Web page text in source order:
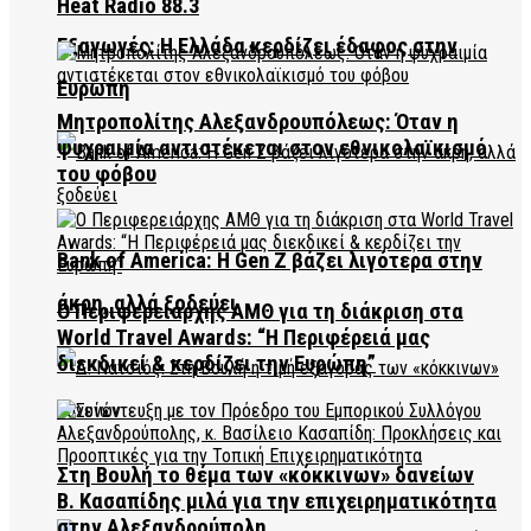
Εξαγωγές: Η Ελλάδα κερδίζει έδαφος στην
Ευρώπη
Bank of America: Η Gen Z βάζει λιγότερα στην
άκρη, αλλά ξοδεύει
Στη Βουλή το θέμα των «κόκκινων» δανείων
Heat Radio 88.3
Μητροπολίτης Αλεξανδρουπόλεως: Όταν η
ψυχραιμία αντιστέκεται στον εθνικολαϊκισμό
του φόβου
Ο Περιφερειάρχης ΑΜΘ για τη διάκριση στα
World Travel Awards: “Η Περιφέρειά μας
διεκδικεί & κερδίζει την Ευρώπη”
Β. Κασαπίδης μιλά για την επιχειρηματικότητα